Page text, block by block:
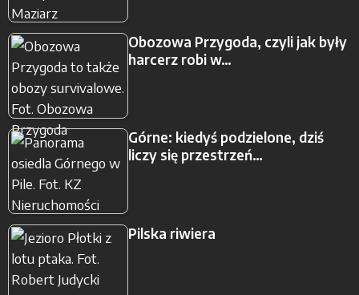
Obozowa Przygoda, czyli jak były
harcerz robi w…
Górne: kiedyś podzielone, dziś
liczy się przestrzeń…
Pilska riwiera